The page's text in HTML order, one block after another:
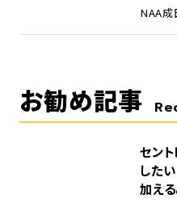
NAA成
お勧め記事
セン
した
加え